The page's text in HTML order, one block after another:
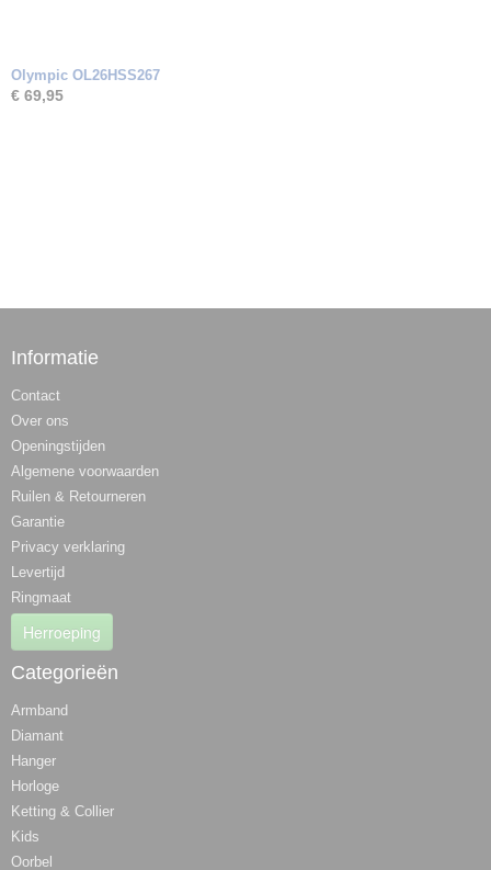
Olympic OL26HSS267
€ 69,95
Informatie
Contact
Over ons
Openingstijden
Algemene voorwaarden
Ruilen & Retourneren
Garantie
Privacy verklaring
Levertijd
Ringmaat
Herroeping
Categorieën
Armband
Diamant
Hanger
Horloge
Ketting & Collier
Kids
Oorbel